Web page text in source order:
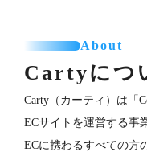
About
Cartyにつ
Carty（カーティ）は「
ECサイトを運営する事
ECに携わるすべての方